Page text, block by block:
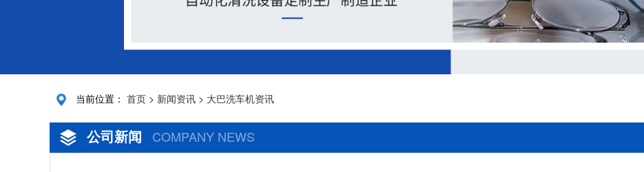
当前位置： 首页 > 新闻资讯 > 大巴洗车机资讯
公司新闻 COMPANY NEWS